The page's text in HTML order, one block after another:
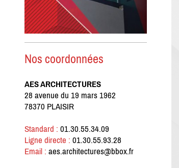
Nos coordonnées
AES ARCHITECTURES
28 avenue du 19 mars 1962
78370 PLAISIR
Standard : 01.30.55.34.09
Ligne directe : 01.30.55.93.28
Email : aes.architectures@bbox.fr